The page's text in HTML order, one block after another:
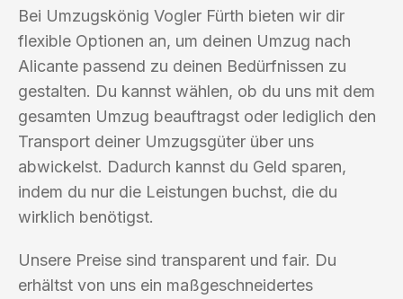
Bei Umzugskönig Vogler Fürth bieten wir dir
flexible Optionen an, um deinen Umzug nach
Alicante passend zu deinen Bedürfnissen zu
gestalten. Du kannst wählen, ob du uns mit dem
gesamten Umzug beauftragst oder lediglich den
Transport deiner Umzugsgüter über uns
abwickelst. Dadurch kannst du Geld sparen,
indem du nur die Leistungen buchst, die du
wirklich benötigst.
Unsere Preise sind transparent und fair. Du
erhältst von uns ein maßgeschneidertes